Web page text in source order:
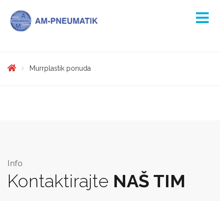
Murrplastik ponuda
Info
Kontaktirajte NAŠ TIM